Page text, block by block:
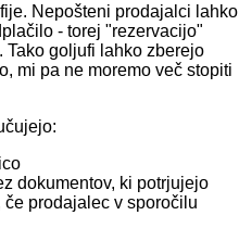
Nepošteni prodajalci lahko
- torej "rezervacijo"
Tako goljufi lahko zberejo
mi pa ne moremo več stopiti
dokumentov, ki potrjujejo
prodajalec v sporočilu